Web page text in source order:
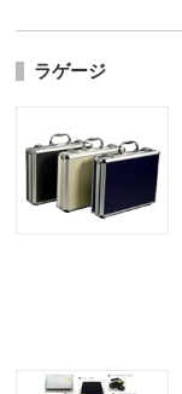
ラゲージ